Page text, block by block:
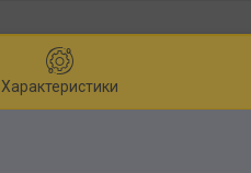
Характеристики